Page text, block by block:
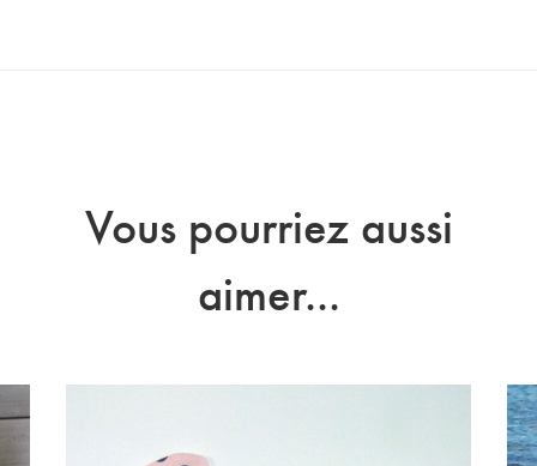
Vous pourriez aussi
aimer...